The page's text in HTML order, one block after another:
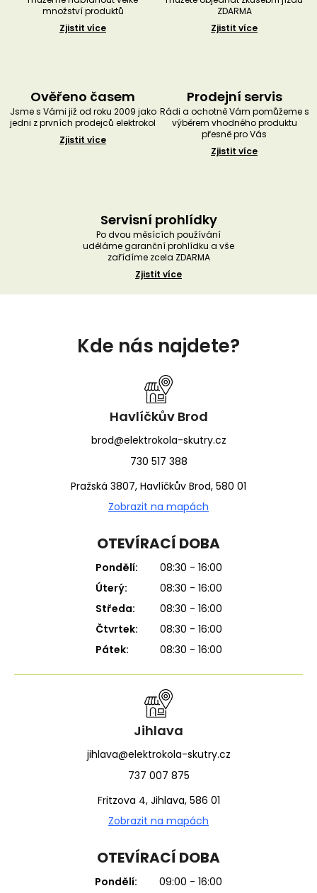
množství produktů
Zjistit více
ZDARMA
Zjistit více
Ověřeno časem
Jsme s Vámi již od roku 2009 jako
jedni z prvních prodejců elektrokol
Zjistit více
Prodejní servis
Rádi a ochotně Vám pomůžeme s
výběrem vhodného produktu
přesně pro Vás
Zjistit více
Servisní prohlídky
Po dvou měsících používání
uděláme garanční prohlídku a vše
zařídíme zcela ZDARMA
Zjistit více
Kde nás najdete?
Havlíčkův Brod
brod@elektrokola-skutry.cz
730 517 388
Pražská 3807, Havlíčkův Brod, 580 01
Zobrazit na mapách
OTEVÍRACÍ DOBA
Pondělí:
08:30 - 16:00
Úterý:
08:30 - 16:00
Středa:
08:30 - 16:00
Čtvrtek:
08:30 - 16:00
Pátek:
08:30 - 16:00
Jihlava
jihlava@elektrokola-skutry.cz
737 007 875
Fritzova 4, Jihlava, 586 01
Zobrazit na mapách
OTEVÍRACÍ DOBA
Pondělí:
09:00 - 16:00